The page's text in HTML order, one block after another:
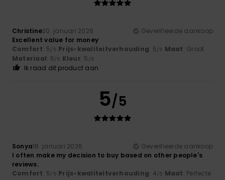
Christine20. januari 2026
Geverifieerde aankoop
Excellent value for money
Comfort: 5/5 Prijs-kwaliteitverhouding: 5/5 Maat: Groot
Materiaal: 5/5 Kleur: 5 /5
Ik raad dit product aan
5/5
Sonya18. januari 2026
Geverifieerde aankoop
I often make my decision to buy based on other people's
reviews.
Comfort: 5/5 Prijs-kwaliteitverhouding: 4/5 Maat: Perfecte